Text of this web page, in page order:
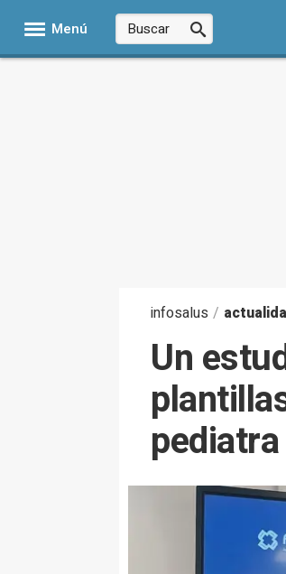
Menú
infosalus /
Un
pediatra